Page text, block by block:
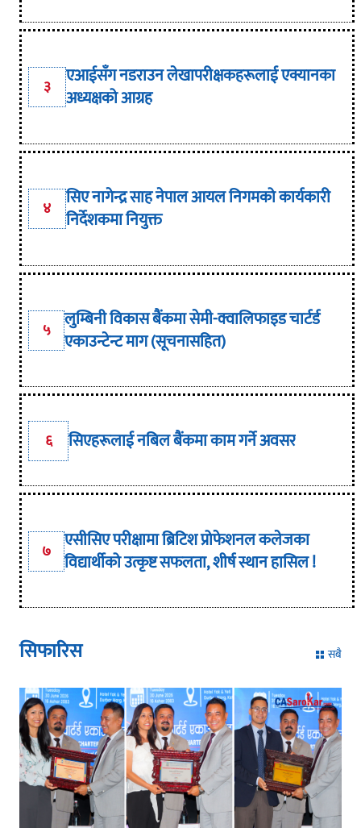
३
एआईसँग नडराउन लेखापरीक्षकहरूलाई एक्यानका
अध्यक्षको आग्रह
४
सिए नागेन्द्र साह नेपाल आयल निगमको कार्यकारी
निर्देशकमा नियुक्त
५ लुम्बिनी विकास बैंकमा सेमी-क्वालिफाइड चार्टर्ड
एकाउन्टेन्ट माग (सूचनासहित)
६ सिएहरूलाई नबिल बैंकमा काम गर्ने अवसर
७ एसीसिए परीक्षामा ब्रिटिश प्रोफेशनल कलेजका
विद्यार्थीको उत्कृष्ट सफलता, शीर्ष स्थान हासिल !
सिफारिस सबै